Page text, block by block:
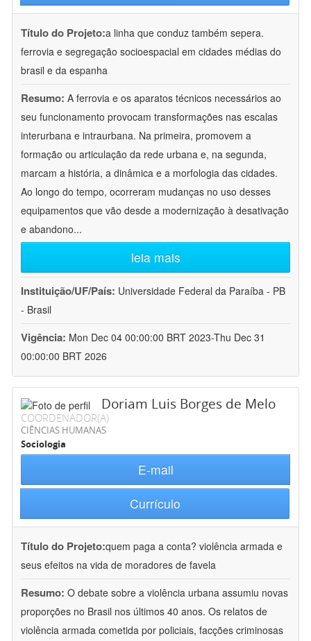
Título do Projeto:a linha que conduz também sepera.
ferrovia e segregação socioespacial em cidades médias do
brasil e da espanha
Resumo: A ferrovia e os aparatos técnicos necessários ao
seu funcionamento provocam transformações nas escalas
interurbana e intraurbana. Na primeira, promovem a
formação ou articulação da rede urbana e, na segunda,
marcam a história, a dinâmica e a morfologia das cidades.
Ao longo do tempo, ocorreram mudanças no uso desses
equipamentos que vão desde a modernização à desativação
e abandono...
leia mais
Instituição/UF/País: Universidade Federal da Paraíba - PB
- Brasil
Vigência: Mon Dec 04 00:00:00 BRT 2023-Thu Dec 31
00:00:00 BRT 2026
Doriam Luis Borges de Melo
COORDENADOR(A)
CIÊNCIAS HUMANAS
Sociologia
E-mail
Currículo
Título do Projeto:quem paga a conta? violência armada e
seus efeitos na vida de moradores de favela
Resumo: O debate sobre a violência urbana assumiu novas
proporções no Brasil nos últimos 40 anos. Os relatos de
violência armada cometida por policiais, facções criminosas